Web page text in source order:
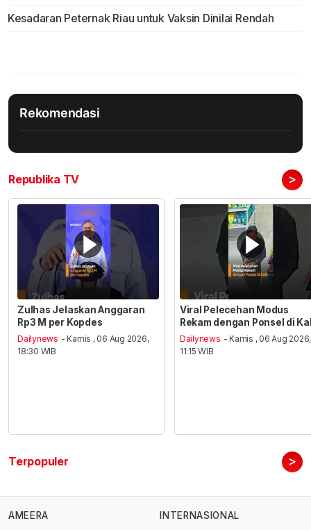
Kesadaran Peternak Riau untuk Vaksin Dinilai Rendah
Rekomendasi
Republika TV >
Zulhas Jelaskan Anggaran
Rp3 M per Kopdes
Dailynews - Kamis , 06 Aug 2026,
18:30 WIB
Viral Pelecehan Modus
Rekam dengan Ponsel di
Dailynews - Kamis , 06 Aug 2026,
11:15 WIB
Terpopuler >
AMEERA
INTERNASIONAL